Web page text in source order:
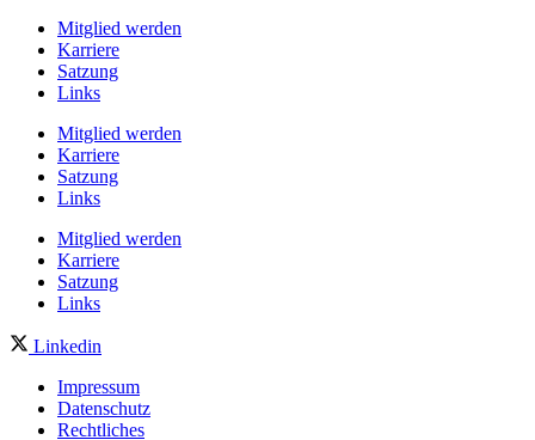
Mitglied werden
Karriere
Satzung
Links
Mitglied werden
Karriere
Satzung
Links
Mitglied werden
Karriere
Satzung
Links
Linkedin
Impressum
Datenschutz
Rechtliches